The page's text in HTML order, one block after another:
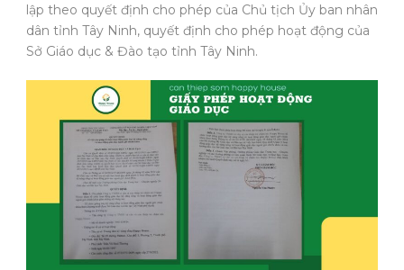
lập theo quyết định cho phép của Chủ tịch Ủy ban nhân
dân tỉnh Tây Ninh, quyết định cho phép hoạt động của
Sở Giáo dục & Đào tạo tỉnh Tây Ninh.